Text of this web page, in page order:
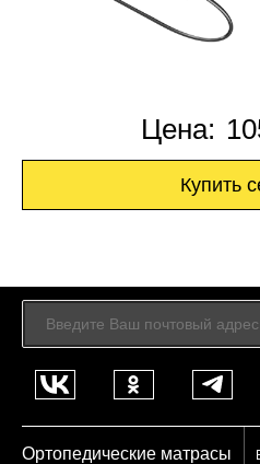
Цена:
Купить
Ортопедические матрасы